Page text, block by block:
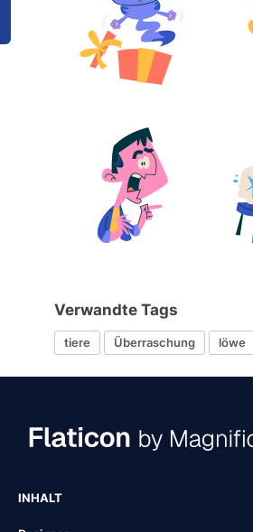
Verwandte Tags
tiere Überraschung löwe
INHALT